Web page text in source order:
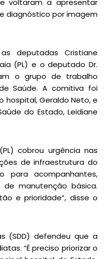
diagnóstico por imagem
deputadas Cristiane
(PL) e o deputado Dr.
o grupo de trabalho
Saúde. A comitiva foi
hospital, Geraldo Neto, e
do Estado, Leidiane
cobrou urgência nas
de infraestrutura do
para acompanhantes,
manutenção básica.
e prioridade”, disse o
(SDD) defendeu que a
“É preciso priorizar o